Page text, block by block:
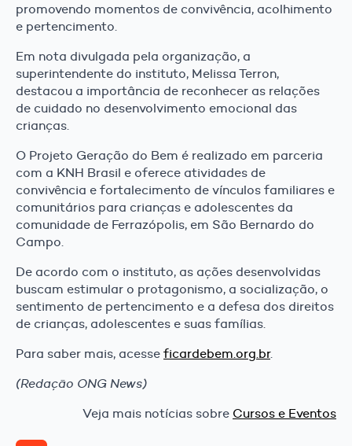
promovendo momentos de convivência, acolhimento
e pertencimento.
Em nota divulgada pela organização, a
superintendente do instituto, Melissa Terron,
destacou a importância de reconhecer as relações
de cuidado no desenvolvimento emocional das
crianças.
O Projeto Geração do Bem é realizado em parceria
com a KNH Brasil e oferece atividades de
convivência e fortalecimento de vínculos familiares e
comunitários para crianças e adolescentes da
comunidade de Ferrazópolis, em São Bernardo do
Campo.
De acordo com o instituto, as ações desenvolvidas
buscam estimular o protagonismo, a socialização, o
sentimento de pertencimento e a defesa dos direitos
de crianças, adolescentes e suas famílias.
Para saber mais, acesse ficardebem.org.br.
(Redação ONG News)
Veja mais notícias sobre Cursos e Eventos